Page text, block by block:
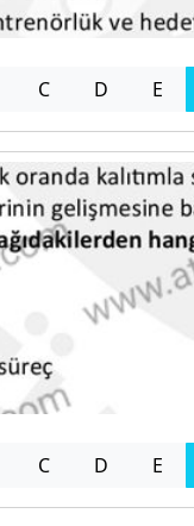
C D E
C D E